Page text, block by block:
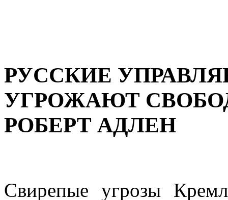
РУССКИЕ
УГРОЖАЮТ
РОБЕРТ АДЛЕН
Свирепые угрозы